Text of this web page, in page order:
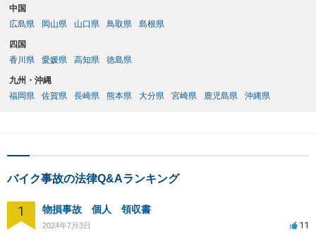
中国
広島県
岡山県 山口県 鳥取県 島根県
四国
香川県
愛媛県 高知県 徳島県
九州・沖縄
福岡県
佐賀県 長崎県 熊本県 大分県 宮崎県 鹿児島県 沖縄県
バイク事故の法律Q&Aランキング
1 物損事故 個人 領収書
2024年7月3日 11